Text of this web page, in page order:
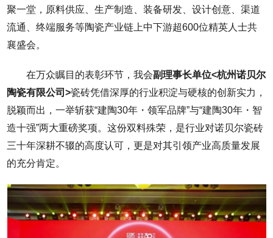
聚一堂，原料供应、生产制造、装备研发、设计创意、渠道
流通、终端服务等陶瓷产业链上中下游超600位精英人士共
襄盛会。
在万众瞩目的表彰环节，我会副理事长单位<杭州诺贝尔
陶瓷有限公司>瓷砖凭借深厚的行业积淀与硬核的创新实力，
脱颖而出，一举斩获“建陶30年・领军品牌”与“建陶30年・智
造十强”两大重磅奖项。这份双料殊荣，是行业对诺贝尔瓷砖
三十年深耕不辍的高度认可，更是对其引领产业高质量发展
的充分肯定。